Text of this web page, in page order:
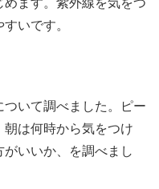
いです。
いて調べました。ピー
は何時から気をつけ
いいか、を調べまし